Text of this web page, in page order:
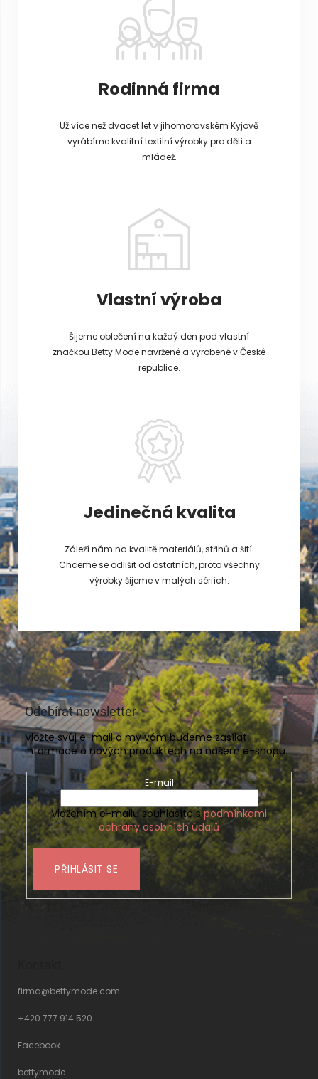
Rodinná firma
Už více než dvacet let v jihomoravském Kyjově
vyrábíme kvalitní textilní výrobky pro děti a
mládež.
Vlastní výroba
Šijeme oblečení na každý den pod vlastní
značkou Betty Mode navržené a vyrobené v České
republice.
Jedinečná kvalita
Záleží nám na kvalitě materiálů, střihů a šití.
Chceme se odlišit od ostatních, proto všechny
výrobky šijeme v malých sériích.
Odebírat newsletter
Vložte svůj e-mail a my vám budeme zasílat
informace o nových produktech na našem e-shopu.
E-mail
Vložením e-mailu souhlasíte spodmínkami
ochrany osobních údajů
PŘIHLÁSIT SE
firma@bettymode.com
+420 777 914 520
Facebook
bettymode